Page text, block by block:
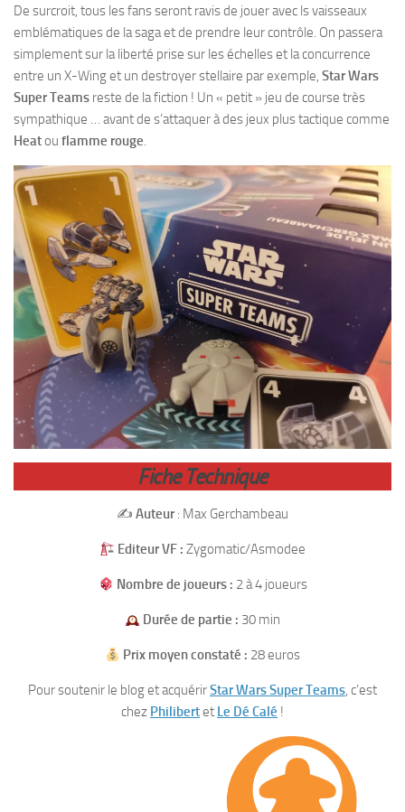
De surcroit, tous les fans seront ravis de jouer avec ls vaisseaux
emblématiques de la saga et de prendre leur contrôle. On passera
simplement sur la liberté prise sur les échelles et la concurrence
entre un X-Wing et un destroyer stellaire par exemple, Star Wars
Super Teams reste de la fiction ! Un « petit » jeu de course très
sympathique … avant de s’attaquer à des jeux plus tactique comme
Heatou flamme rouge.
Fiche Technique
✍️ Auteur: Max Gerchambeau
Editeur VF : Zygomatic/Asmodee
Nombre de joueurs : 2 à 4 joueurs
Durée de partie : 30 min
Prix moyen constaté : 28 euros
Pour soutenir le blog et acquérirStar Wars Super Teams, c’est
chez Philibertet Le Dé Calé !